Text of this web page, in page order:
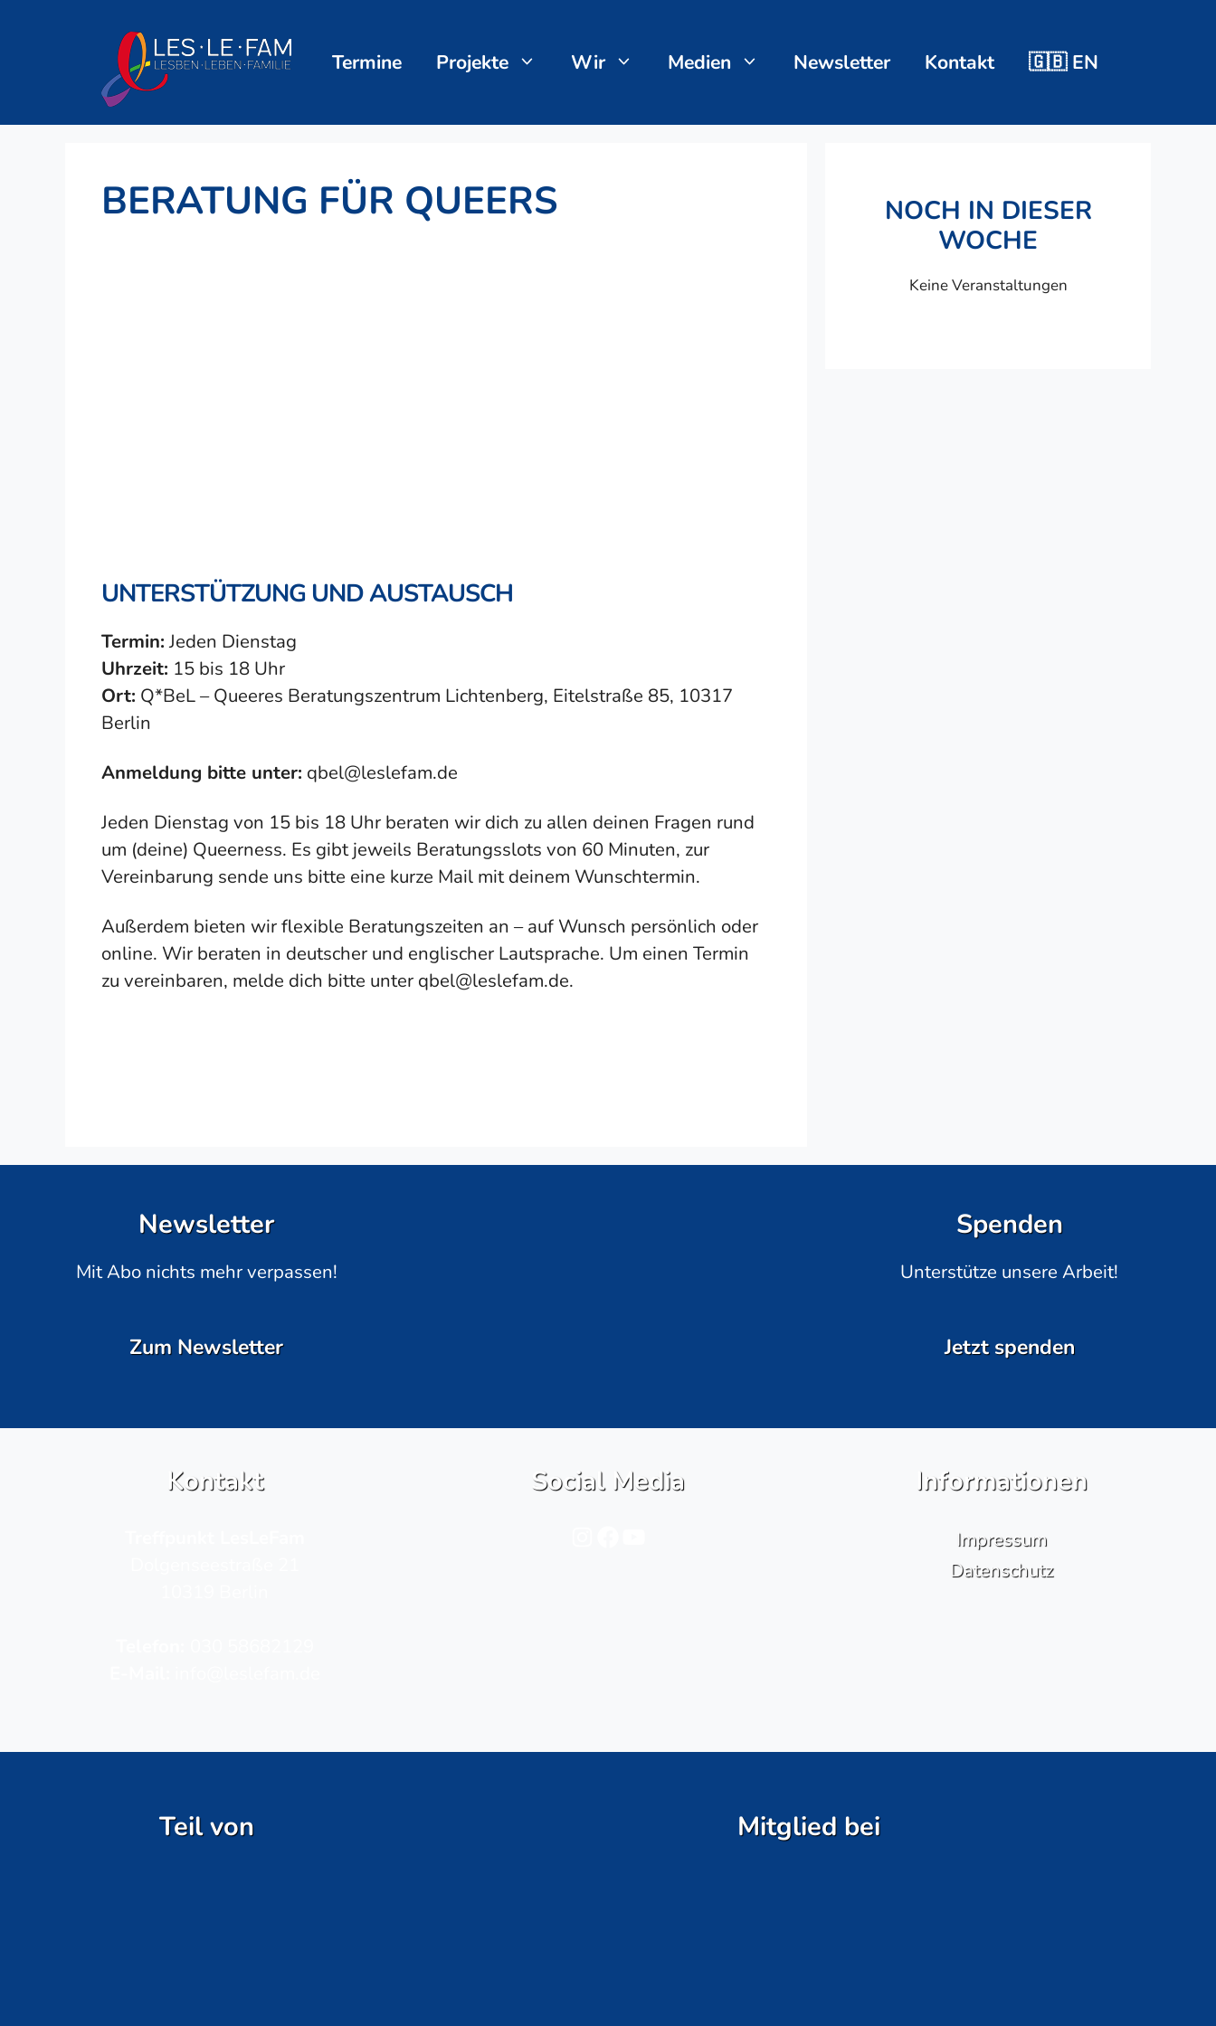
Termine Projekte Wir Medien Newsletter Kontakt 🇬🇧 EN
BERATUNG FÜR QUEERS
UNTERSTÜTZUNG UND AUSTAUSCH
Termin:Jeden Dienstag
Uhrzeit: 15 bis 18 Uhr
Ort: Q*BeL – Queeres Beratungszentrum Lichtenberg, Eitelstraße 85, 10317
Berlin
Anmeldung bitte unter: qbel@leslefam.de
Jeden Dienstag von 15 bis 18 Uhr beraten wir dich zu allen deinen Fragen rund
um (deine) Queerness. Es gibt jeweils Beratungsslots von 60 Minuten, zur
Vereinbarung sende uns bitte eine kurze Mail mit deinem Wunschtermin.
Außerdem bieten wir flexible Beratungszeiten an – auf Wunsch persönlich oder
online. Wir beraten in deutscher und englischer Lautsprache. Um einen Termin
zu vereinbaren, melde dich bitte unter qbel@leslefam.de.
NOCH IN DIESER
WOCHE
Keine Veranstaltungen
Newsletter
Mit Abo nichts mehr verpassen!
Zum Newsletter
Spenden
Unterstütze unsere Arbeit!
Jetzt spenden
Kontakt
Social Media
Informationen
Impressum
Datenschutz
Teil von Mitglied bei